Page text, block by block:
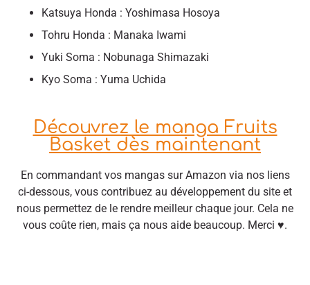
Katsuya Honda : Yoshimasa Hosoya
Tohru Honda : Manaka Iwami
Yuki Soma : Nobunaga Shimazaki
Kyo Soma : Yuma Uchida
Découvrez le manga Fruits
Basket dès maintenant
En commandant vos mangas sur Amazon via nos liens
ci-dessous, vous contribuez au développement du site et
nous permettez de le rendre meilleur chaque jour. Cela ne
vous coûte rien, mais ça nous aide beaucoup. Merci ♥.